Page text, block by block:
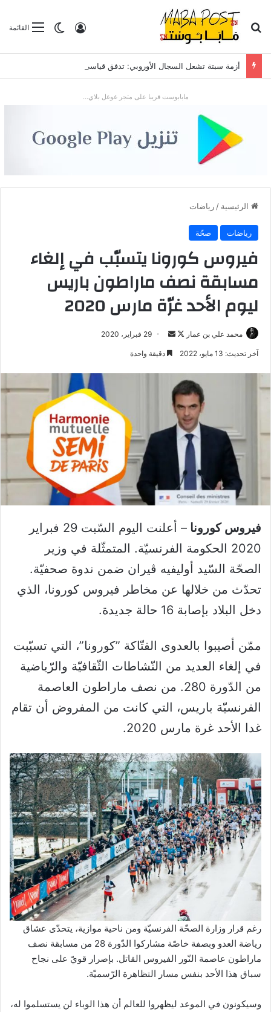
القائمةالوضع
تسجيل الدخول بحث عن
مابابوست قريبا على متجر غوغل بلاي...
الرئيسية / رياضات
رياضات صحّة
فيروس كورونا يتسبّب في إلغاء
مسابقة نصف ماراطون باريس
ليوم الأحد غرّة مارس 2020
محمد علي بن عمار
تابع
على
أرسل
بريدا
29 فبراير، 2020
آخر تحديث: 13 مايو، 2022 دقيقة واحدة
فيروس كورونا
– أعلنت اليوم السّبت 29 فبراير
2020 الحكومة الفرنسيّة. المتمثّلة في وزير
الصحّة السّيد أوليفيه ڤيران ضمن ندوة صحفيّة.
تحدّث من خلالها عن مخاطر فيروس كورونا، الذي
دخل البلاد بإصابة 16 حالة جديدة.
ممّن أصيبوا بالعدوى الفتّاكة ”كورونا”، التي تسبّبت
في إلغاء العديد من النّشاطات الثّقافيّة والرّياضية
من الدّورة 280. من نصف ماراطون العاصمة
الفرنسيّة باريس، التي كانت من المفروض أن تقام
غدا الأحد غرة مارس 2020.
رغم قرار وزارة الصحّة الفرنسيّة ومن ناحية موازية، يتحدّى عشاق
رياضة العدو وبصفة خاصّة مشاركوا الدّورة 28 من مسابقة نصف
ماراطون عاصمة النّور الفيروس القاتل. بإصرار قويّ على نجاح
سباق هذا الأحد بنفس مسار التظاهرة الرّسميّة.
وسيكونون في الموعد ليظهروا للعالم أن هذا الوباء لن يستسلموا له،